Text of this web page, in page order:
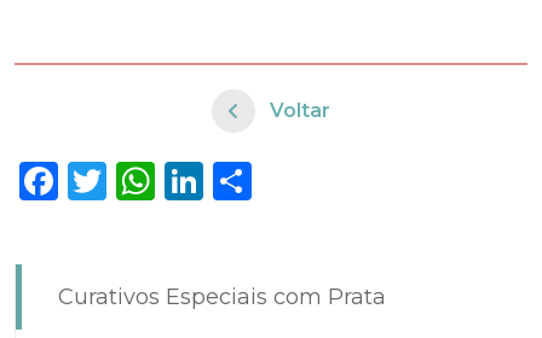
Voltar
Facebook
Twitter
WhatsApp
LinkedIn
Curativos Especiais com Prata